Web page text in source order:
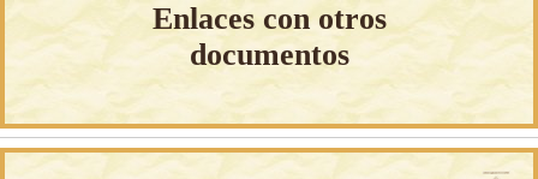
Enlaces con otros
documentos